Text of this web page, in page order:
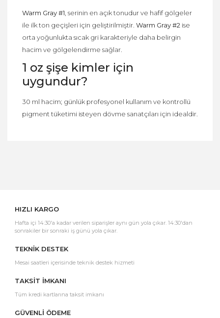
Warm Gray #1 , serinin en açık tonudur ve hafif gölgeler
ile ilk ton geçişleri için geliştirilmiştir. Warm Gray #2 ise
orta yoğunlukta sıcak gri karakteriyle daha belirgin
hacim ve gölgelendirme sağlar.
1 oz şişe kimler için
uygundur?
30 ml hacim; günlük profesyonel kullanım ve kontrollü
pigment tüketimi isteyen dövme sanatçıları için idealdir.
HIZLI KARGO
Hafta içi 14:30'a kadar verilen siparişler aynı gün yola çıkar. 14:30'dan
sonrakiler bir sonraki iş günü yola çıkar.
TEKNİK DESTEK
Mesai saatleri içerisinde teknik destek hizmeti
TAKSİT İMKANI
Tüm kredi kartlarına taksit imkanı
GÜVENLİ ÖDEME